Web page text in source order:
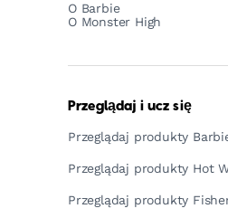
O Barbie
O Monster High
Przeglądaj i ucz się
Przeglądaj produkty
Przeglądaj produkty Hot
Przeglądaj produkty